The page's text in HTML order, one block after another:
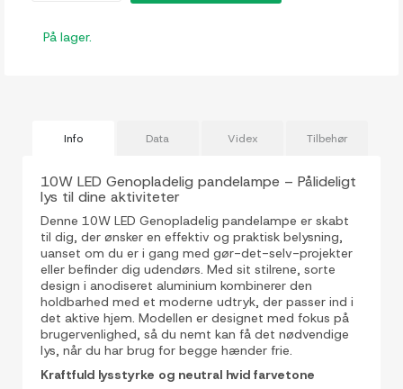
På lager.
Info Data Videx Tilbehør
10W LED Genopladelig pandelampe – Pålideligt
lys til dine aktiviteter
Denne 10W LED Genopladelig pandelampe er skabt
til dig, der ønsker en effektiv og praktisk belysning,
uanset om du er i gang med gør-det-selv-projekter
eller befinder dig udendørs. Med sit stilrene, sorte
design i anodiseret aluminium kombinerer den
holdbarhed med et moderne udtryk, der passer ind i
det aktive hjem. Modellen er designet med fokus på
brugervenlighed, så du nemt kan få det nødvendige
lys, når du har brug for begge hænder frie.
Kraftfuld lysstyrke og neutral hvid farvetone